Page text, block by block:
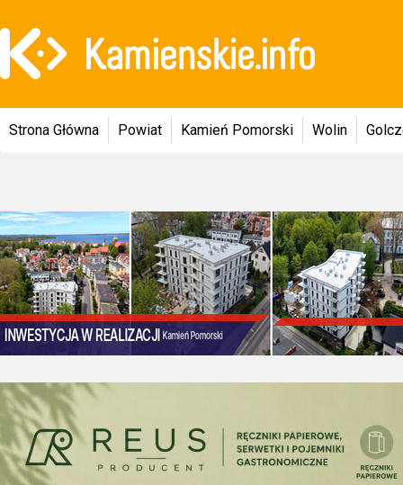
Strona Główna Powiat Kamień Pomorski Wolin